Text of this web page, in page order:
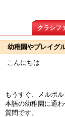
クラシフ
幼稚園やプレイグ
こんにちは
もうすぐ、メルボ
本語の幼稚園に通
質問です。